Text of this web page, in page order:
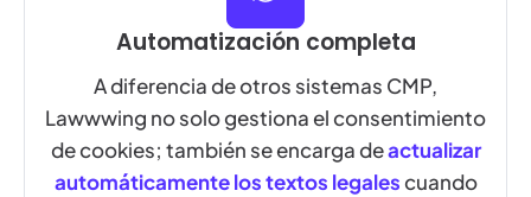
Automatización completa
A diferencia de otros sistemas CMP,
Lawwwing no solo gestiona el consentimiento
de cookies; también se encarga deactualizar
automáticamente los textos legalescuando